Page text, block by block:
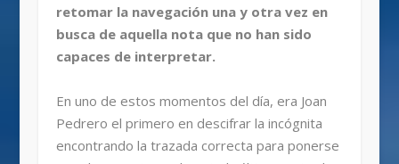
retomar la navegación una y otra vez en
busca de aquella nota que no han sido
capaces de interpretar.
En uno de estos momentos del día, era Joan
Pedrero el primero en descifrar la incógnita
encontrando la trazada correcta para ponerse